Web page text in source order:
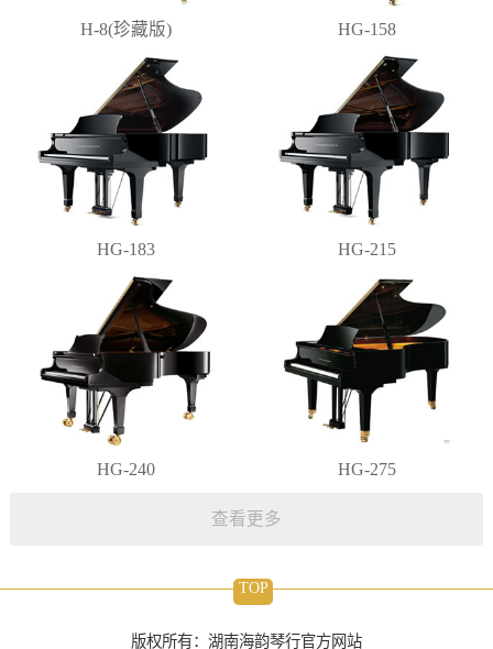
H-8(珍藏版) HG-158
HG-183 HG-215
HG-240 HG-275
查看更多
TOP
版权所有：湖南海韵琴行官方网站